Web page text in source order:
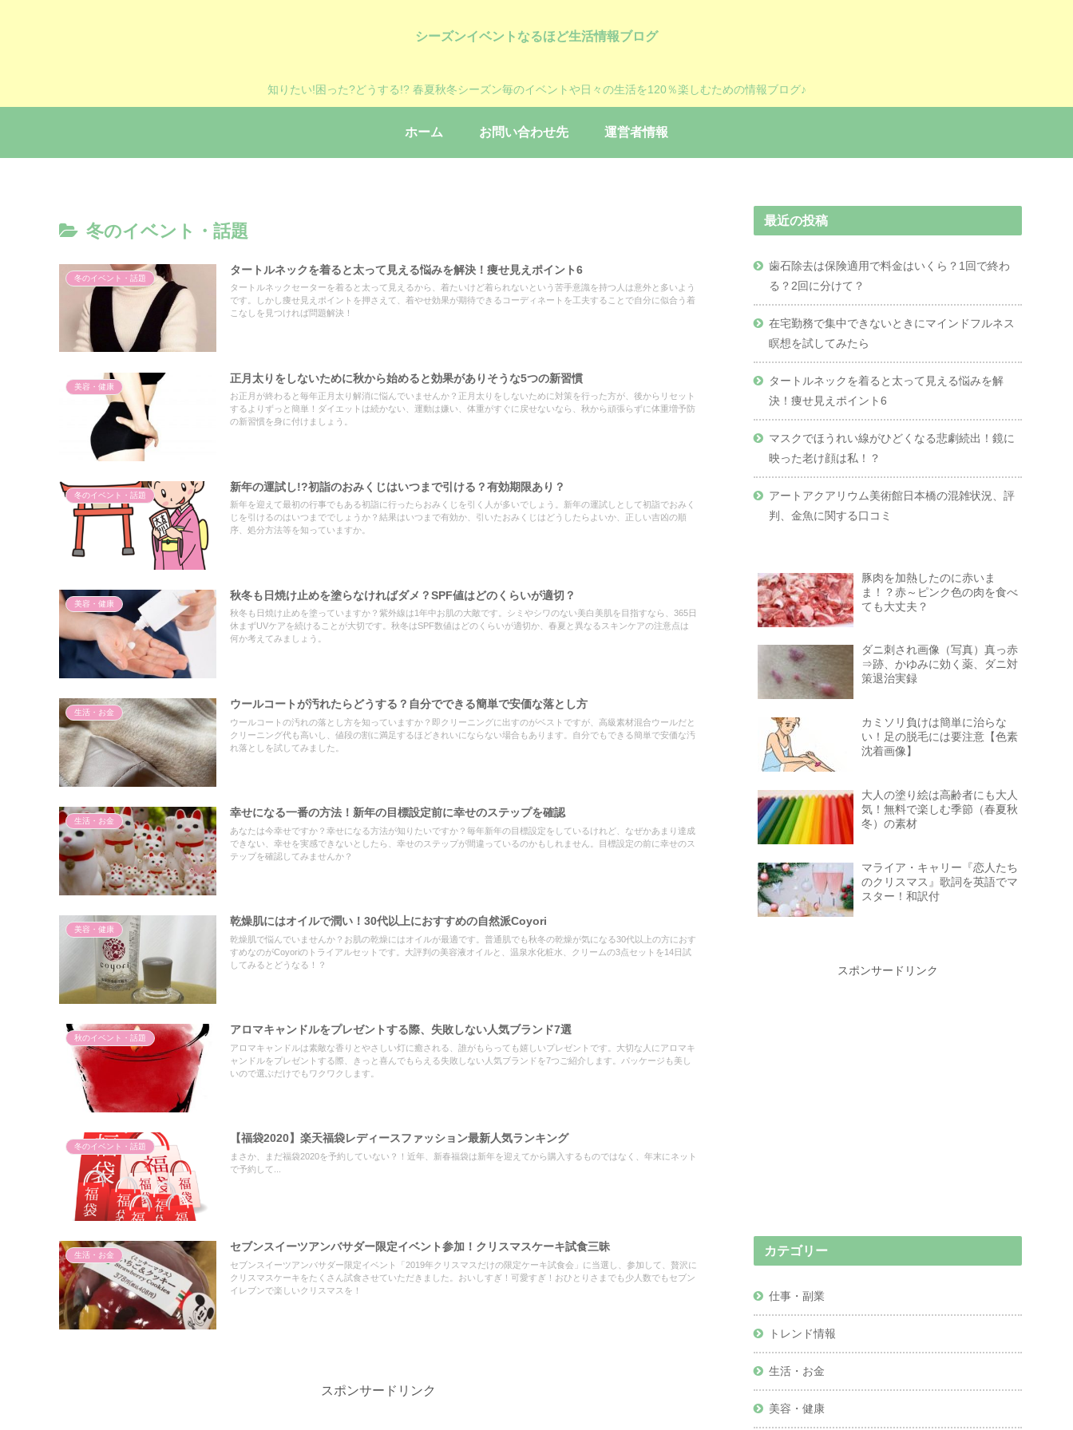
シーズンイベントなるほど生活情報ブログ
知りたい!困った?どうする!? 春夏秋冬シーズン毎のイベントや日々の生活を120％楽しむための情報ブログ♪
ホーム お問い合わせ先 運営者情報
冬のイベント・話題
冬のイベント・話題
タートルネックを着ると太って見える悩みを解決！痩せ見えポイント6
タートルネックセーターを着ると太って見えるから、着たいけど着られないという苦手意識を持つ人は意外と多いよう
です。しかし痩せ見えポイントを押さえて、着やせ効果が期待できるコーディネートを工夫することで自分に似合う着
こなしを見つければ問題解決！
美容・健康
正月太りをしないために秋から始めると効果がありそうな5つの新習慣
お正月が終わると毎年正月太り解消に悩んでいませんか？正月太りをしないために対策を行った方が、後からリセット
するよりずっと簡単！ダイエットは続かない、運動は嫌い、体重がすぐに戻せないなら、秋から頑張らずに体重増予防
の新習慣を身に付けましょう。
冬のイベント・話題
新年の運試し!?初詣のおみくじはいつまで引ける？有効期限あり？
新年を迎えて最初の行事でもある初詣に行ったらおみくじを引く人が多いでしょう。新年の運試しとして初詣でおみく
じを引けるのはいつまででしょうか？結果はいつまで有効か、引いたおみくじはどうしたらよいか、正しい吉凶の順
序、処分方法等を知っていますか。
美容・健康
秋冬も日焼け止めを塗らなければダメ？SPF値はどのくらいが適切？
秋冬も日焼け止めを塗っていますか？紫外線は1年中お肌の大敵です。シミやシワのない美白美肌を目指すなら、365日
休まずUVケアを続けることが大切です。秋冬はSPF数値はどのくらいが適切か、春夏と異なるスキンケアの注意点は
何か考えてみましょう。
生活・お金
ウールコートが汚れたらどうする？自分でできる簡単で安価な落とし方
ウールコートの汚れの落とし方を知っていますか？即クリーニングに出すのがベストですが、高級素材混合ウールだと
クリーニング代も高いし、値段の割に満足するほどきれいにならない場合もあります。自分でもできる簡単で安価な汚
れ落としを試してみました。
生活・お金
幸せになる一番の方法！新年の目標設定前に幸せのステップを確認
あなたは今幸せですか？幸せになる方法が知りたいですか？毎年新年の目標設定をしているけれど、なぜかあまり達成
できない、幸せを実感できないとしたら、幸せのステップが間違っているのかもしれません。目標設定の前に幸せのス
テップを確認してみませんか？
美容・健康
乾燥肌にはオイルで潤い！30代以上におすすめの自然派Coyori
乾燥肌で悩んでいませんか？お肌の乾燥にはオイルが最適です。普通肌でも秋冬の乾燥が気になる30代以上の方におす
すめなのがCoyoriのトライアルセットです。大評判の美容液オイルと、温泉水化粧水、クリームの3点セットを14日試
してみるとどうなる！？
秋のイベント・話題
アロマキャンドルをプレゼントする際、失敗しない人気ブランド7選
アロマキャンドルは素敵な香りとやさしい灯に癒される、誰がもらっても嬉しいプレゼントです。大切な人にアロマキ
ャンドルをプレゼントする際、きっと喜んでもらえる失敗しない人気ブランドを7つご紹介します。パッケージも美し
いので選ぶだけでもワクワクします。
冬のイベント・話題
【福袋2020】楽天福袋レディースファッション最新人気ランキング
まさか、まだ福袋2020を予約していない？！近年、新春福袋は新年を迎えてから購入するものではなく、年末にネット
で予約して...
生活・お金
セブンスイーツアンバサダー限定イベント参加！クリスマスケーキ試食三昧
セブンスイーツアンバサダー限定イベント「2019年クリスマスだけの限定ケーキ試食会」に当選し、参加して、贅沢に
クリスマスケーキをたくさん試食させていただきました。おいしすぎ！可愛すぎ！おひとりさまでも少人数でもセブン
イレブンで楽しいクリスマスを！
スポンサードリンク
最近の投稿
歯石除去は保険適用で料金はいくら？1回で終わ
る？2回に分けて？
在宅勤務で集中できないときにマインドフルネス
瞑想を試してみたら
タートルネックを着ると太って見える悩みを解
決！痩せ見えポイント6
マスクでほうれい線がひどくなる悲劇続出！鏡に
映った老け顔は私！？
アートアクアリウム美術館日本橋の混雑状況、評
判、金魚に関する口コミ
豚肉を加熱したのに赤いま
ま！？赤～ピンク色の肉を食べ
ても大丈夫？
ダニ刺され画像（写真）真っ赤
⇒跡、かゆみに効く薬、ダニ対
策退治実録
カミソリ負けは簡単に治らな
い！足の脱毛には要注意【色素
沈着画像】
大人の塗り絵は高齢者にも大人
気！無料で楽しむ季節（春夏秋
冬）の素材
マライア・キャリー『恋人たち
のクリスマス』歌詞を英語でマ
スター！和訳付
スポンサードリンク
カテゴリー
仕事・副業
トレンド情報
生活・お金
美容・健康